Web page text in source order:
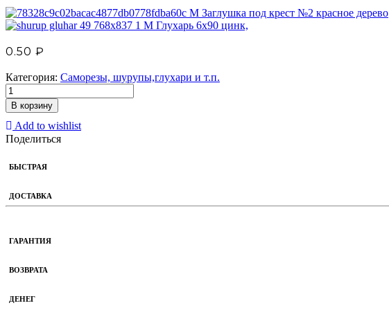
М Заглушка под крест №2 красное дерево
М Глухарь 6х90 цинк,
0.50 ₽
Категория: Саморезы, шурупы,глухари и т.п.
В корзину
Add to wishlist
Поделиться
БЫСТРАЯ
ДОСТАВКА
ГАРАНТИЯ
ВОЗВРАТА
ДЕНЕГ